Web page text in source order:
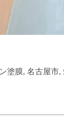
塗膜, 名古屋市,